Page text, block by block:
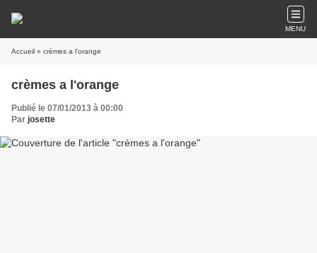
MENU
Accueil » crèmes a l'orange
crèmes a l'orange
Publié le 07/01/2013 à 00:00
Par josette